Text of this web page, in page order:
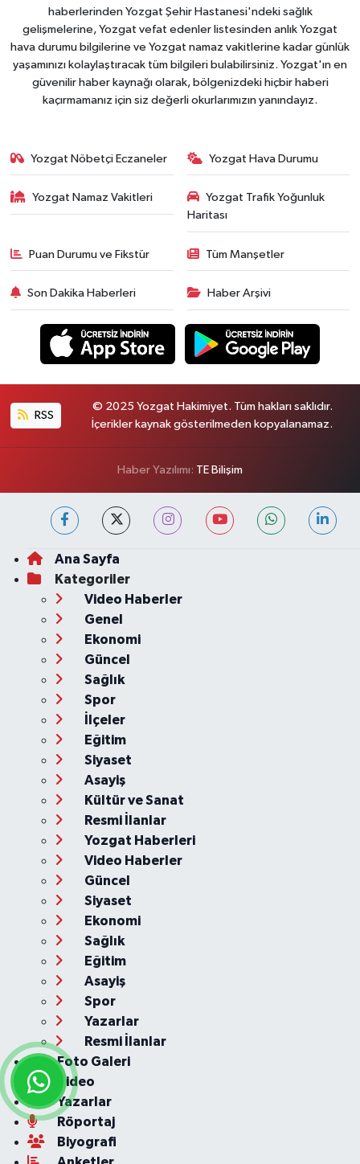
haberlerinden Yozgat Şehir Hastanesi'ndeki sağlık
gelişmelerine, Yozgat vefat edenler listesinden anlık Yozgat
hava durumu bilgilerine ve Yozgat namaz vakitlerine kadar günlük
yaşamınızı kolaylaştıracak tüm bilgileri bulabilirsiniz. Yozgat'ın en
güvenilir haber kaynağı olarak, bölgenizdeki hiçbir haberi
kaçırmamanız için siz değerli okurlarımızın yanındayız.
Yozgat Nöbetçi Eczaneler Yozgat Hava Durumu
Yozgat Namaz Vakitleri
Yozgat Trafik Yoğunluk
Haritası
Puan Durumu ve Fikstür Tüm Manşetler
Son Dakika Haberleri Haber Arşivi
RSS
© 2025 Yozgat Hakimiyet. Tüm hakları saklıdır.
İçerikler kaynak gösterilmeden kopyalanamaz.
Haber Yazılımı: TE Bilişim
Ana Sayfa
Kategoriler
Video Haberler
Genel
Ekonomi
Güncel
Sağlık
Spor
İlçeler
Eğitim
Siyaset
Asayiş
Kültür ve Sanat
Resmi İlanlar
Yozgat Haberleri
Video Haberler
Güncel
Siyaset
Ekonomi
Sağlık
Eğitim
Asayiş
Spor
Yazarlar
Resmi İlanlar
Foto Galeri
Video
Yazarlar
Röportaj
Biyografi